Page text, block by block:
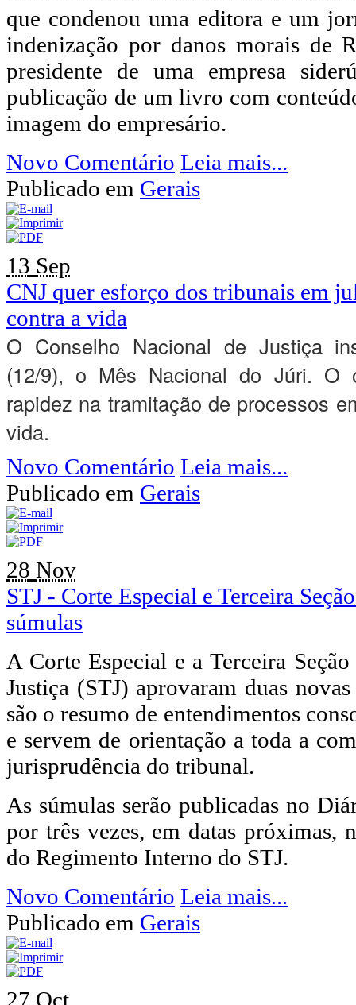
que condenou uma editora e um
indenização por danos morais de
presidente de uma empresa
publicação de um livro com
imagem do empresário.
Novo Comentário Leia mais...
Publicado em Gerais
13 Sep
CNJ quer esforço dos tribunais em
contra a vida
O Conselho Nacional de Justiça
(12/9), o Mês Nacional do Júri. O
rapidez na tramitação de processos
vida.
Novo Comentário Leia mais...
Publicado em Gerais
28 Nov
STJ - Corte Especial e Terceira
súmulas
A Corte Especial e a Terceira
Justiça (STJ) aprovaram duas
são o resumo de entendimentos
e servem de orientação a toda a
jurisprudência do tribunal.
As súmulas serão publicadas no
por três vezes, em datas próximas,
do Regimento Interno do STJ.
Novo Comentário Leia mais...
Publicado em Gerais
27 Oct